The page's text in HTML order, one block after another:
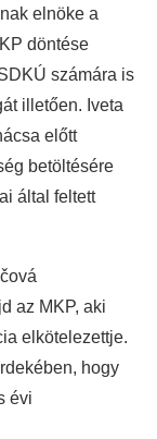
elnöke a
döntése
számára is
illetően. Iveta
előtt
betöltésére
által feltett
az MKP, aki
elkötelezettje.
hogy
évi